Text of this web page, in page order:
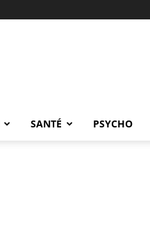
SANTÉ PSYCHO